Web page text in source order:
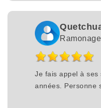
Ramonage
Je fais appel à ses
années. Personne